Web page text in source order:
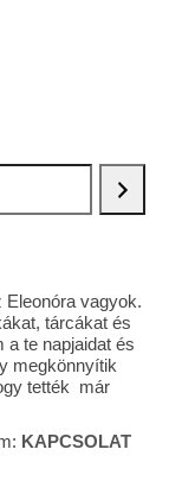
vagyok.
tárcákat és
te napjaidat és
megkönnyítik
tették már
KAPCSOLAT